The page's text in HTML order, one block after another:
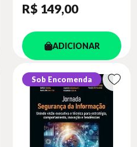
R$ 149,00
ADICIONAR
Sob Encomenda